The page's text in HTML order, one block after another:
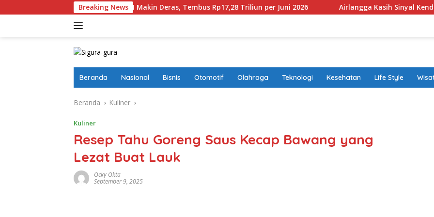
ke
Breaking News
Masuk Ke Pinjol RI Makin Deras, Tembus Rp17,28 Triliun per Juni 2026 Airlangga Kasih Sinyal Kendaraan Pribadi
Beranda Nasional Bisnis Otomotif Olahraga Teknologi Kesehatan Life Style
Beranda Kuliner
Kuliner
Resep Tahu Goreng Saus Kecap Bawang yang
Lezat Buat Lauk
Ocky Okta
September 9, 2025